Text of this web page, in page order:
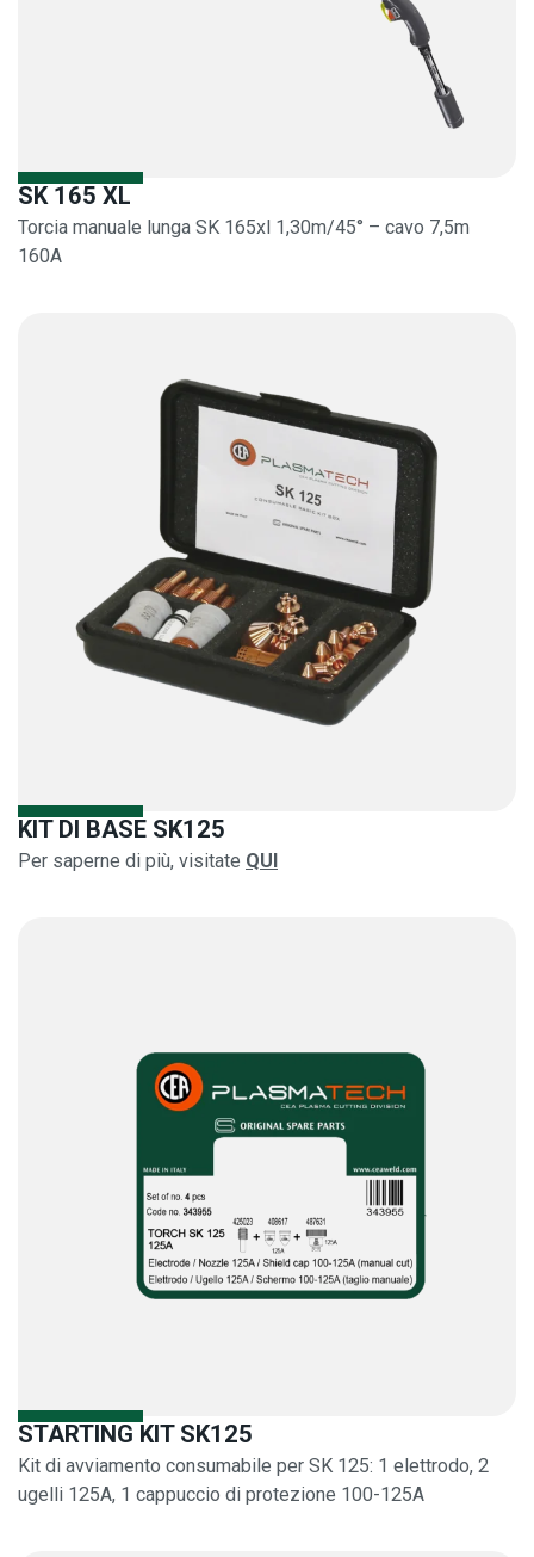
SK 165 XL
Torcia manuale lunga SK 165xl 1,30m/45° – cavo 7,5m
160A
KIT DI BASE SK125
Per saperne di più, visitate QUI
STARTING KIT SK125
Kit di avviamento consumabile per SK 125: 1 elettrodo, 2
ugelli 125A, 1 cappuccio di protezione 100-125A